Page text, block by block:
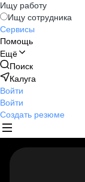
Ищу работу
Ищу сотрудника
Сервисы
Помощь
Ещё
Поиск
Калуга
Войти
Войти
Создать резюме